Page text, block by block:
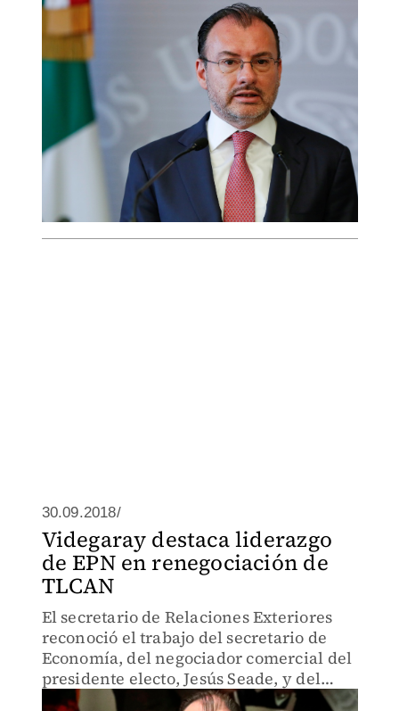
30.09.2018/
Videgaray destaca liderazgo
de EPN en renegociación de
TLCAN
El secretario de Relaciones Exteriores
reconoció el trabajo del secretario de
Economía, del negociador comercial del
presidente electo, Jesús Seade, y del
próximo canciller Marcelo Ebrard.